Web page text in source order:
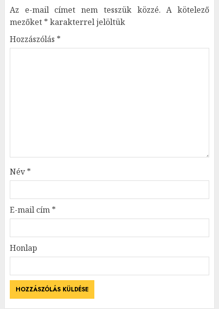
Az e-mail címet nem tesszük közzé. A kötelező
mezőket * karakterrel jelöltük
Hozzászólás *
Név*
E-mail cím *
Honlap